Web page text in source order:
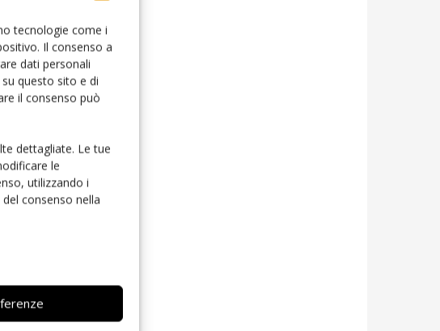
tecnologie come i
Il consenso a
dati personali
questo sito e di
il consenso può
dettagliate. Le tue
le
utilizzando i
consenso nella